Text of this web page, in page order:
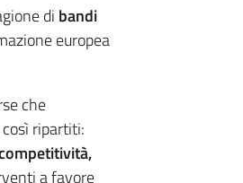
di bandi
europea
che
ripartiti:
a favore